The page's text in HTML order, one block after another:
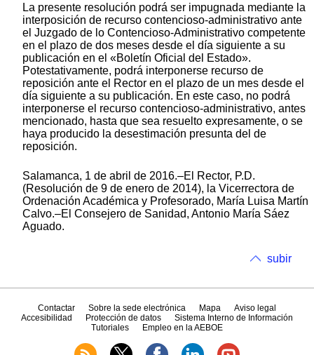
La presente resolución podrá ser impugnada mediante la
interposición de recurso contencioso-administrativo ante
el Juzgado de lo Contencioso-Administrativo competente
en el plazo de dos meses desde el día siguiente a su
publicación en el «Boletín Oficial del Estado».
Potestativamente, podrá interponerse recurso de
reposición ante el Rector en el plazo de un mes desde el
día siguiente a su publicación. En este caso, no podrá
interponerse el recurso contencioso-administrativo, antes
mencionado, hasta que sea resuelto expresamente, o se
haya producido la desestimación presunta del de
reposición.
Salamanca, 1 de abril de 2016.–El Rector, P.D.
(Resolución de 9 de enero de 2014), la Vicerrectora de
Ordenación Académica y Profesorado, María Luisa Martín
Calvo.–El Consejero de Sanidad, Antonio María Sáez
Aguado.
subir
Contactar Sobre la sede electrónica Mapa
Aviso legal
Accesibilidad
Protección de datos
Sistema Interno de Información
Tutoriales
Empleo en la AEBOE